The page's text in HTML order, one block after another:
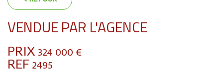
VENDUE PAR L'AGENCE
PRIX 324 000 €
REF 2495